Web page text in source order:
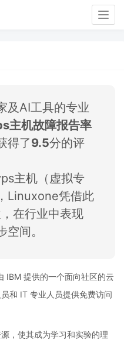
及AI工具的专业
主机故障报告率
得了9.5分的评
主机（虚拟专
Linuxone凭借此
在行业中表现
间。
IBM 提供的一个面向社区的云
和 IT 专业人员提供免费访问
， 使其成为学习和实验的理